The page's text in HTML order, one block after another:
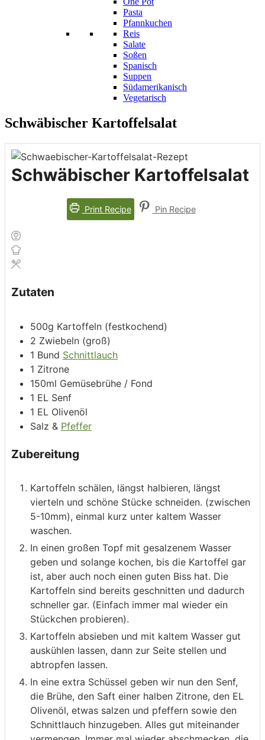
Pasta
Pfannkuchen
Reis
Salate
Soßen
Spanisch
Suppen
Südamerikanisch
Vegetarisch
Schwäbischer Kartoffelsalat
Schwäbischer Kartoffelsalat
Print Recipe Pin Recipe
Zutaten
500g Kartoffeln (festkochend)
2 Zwiebeln (groß)
1 Bund Schnittlauch
1 Zitrone
150ml Gemüsebrühe / Fond
1 EL Senf
1 EL Olivenöl
Salz & Pfeffer
Zubereitung
Kartoffeln schälen, längst halbieren, längst
vierteln und schöne Stücke schneiden. (zwischen
5-10mm), einmal kurz unter kaltem Wasser
waschen.
In einen großen Topf mit gesalzenem Wasser
geben und solange kochen, bis die Kartoffel gar
ist, aber auch noch einen guten Biss hat. Die
Kartoffeln sind bereits geschnitten und dadurch
schneller gar. (Einfach immer mal wieder ein
Stückchen probieren).
Kartoffeln absieben und mit kaltem Wasser gut
auskühlen lassen, dann zur Seite stellen und
abtropfen lassen.
In eine extra Schüssel geben wir nun den Senf,
die Brühe, den Saft einer halben Zitrone, den EL
Olivenöl, etwas salzen und pfeffern sowie den
Schnittlauch hinzugeben. Alles gut miteinander